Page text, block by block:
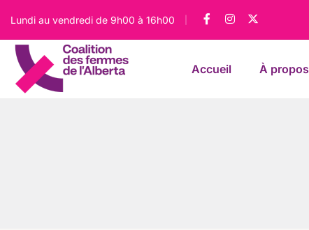
Lundi au vendredi de 9h00 à 16h00
Accueil À propos